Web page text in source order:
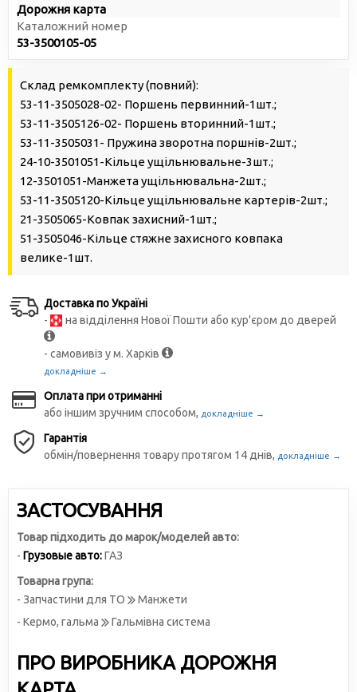
Дорожня карта
Каталожний номер
53-3500105-05
Склад ремкомплекту (повний):
53-11-3505028-02- Поршень первинний-1шт.;
53-11-3505126-02- Поршень вторинний-1шт.;
53-11-3505031- Пружина зворотна поршнів-2шт.;
24-10-3501051-Кільце ущільнювальне-3шт.;
12-3501051-Манжета ущільнювальна-2шт.;
53-11-3505120-Кільце ущільнювальне картерів-2шт.;
21-3505065-Ковпак захисний-1шт.;
51-3505046-Кільце стяжне захисного ковпака
велике-1шт.
Доставка по Україні
-
на відділення Нової Пошти або кур'єром до дверей
- самовивіз у м. Харків
докладніше →
Оплата при отриманні
або іншим зручним способом, докладніше →
Гарантія
обмін/повернення товару протягом 14 днів, докладніше →
ЗАСТОСУВАННЯ
Товар підходить до марок/моделей авто:
- Грузовые авто:ГАЗ
Товарна група:
- Запчастини для ТО
Манжети
- Кермо, гальма
Гальмівна система
ПРО ВИРОБНИКА ДОРОЖНЯ